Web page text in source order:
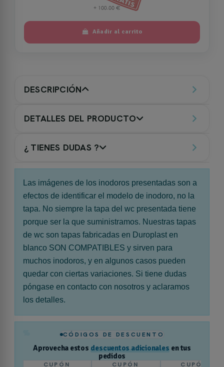
Añadir al carrito
DESCRIPCIÓN
DETALLES DEL PRODUCTO
¿ TIENES DUDAS ?
Las imágenes de los inodoros presentadas son a
efectos de identificar el modelo de inodoro, no la
tapa. No siempre la tapa del wc presentada tiene
porque ser la que suministramos. Nuestras tapas
de wc son tapas fabricadas en Duroplast en
blanco SON COMPATIBLES y sirven para
muchos inodoros, y en algunos casos pueden
quedar con ciertas variaciones. Si tiene dudas
póngase en contacto con nosotros y aclaramos
los detalles.
CÓDIGOS DE DESCUENTO
Aprovecha estos descuentos adicionales en tus
pedidos
CUPÓN
CUPÓN
CUPÓN